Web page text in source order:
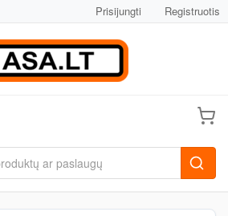
Prisijungti Registruotis